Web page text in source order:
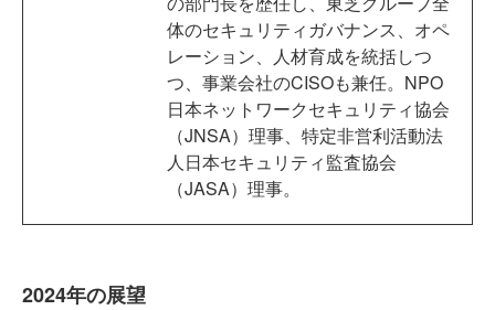
体のセキュリティガバナンス、オペ
レーション、人材育成を統括しつ
つ、事業会社のCISOも兼任。NPO
日本ネットワークセキュリティ協会
（JNSA）理事、特定非営利活動法
人日本セキュリティ監査協会
（JASA）理事。
2024年の展望